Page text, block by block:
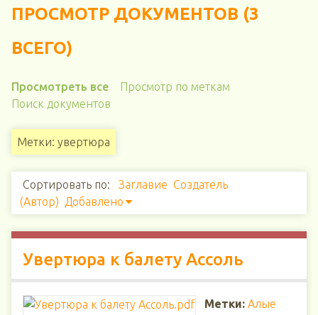
ПРОСМОТР ДОКУМЕНТОВ (3
ВСЕГО)
Просмотреть все
Просмотр по меткам
Поиск документов
Метки: увертюра
Сортировать по: Заглавие Создатель
(Автор)
Добавлено
Увертюра к балету Ассоль
Метки: Алые